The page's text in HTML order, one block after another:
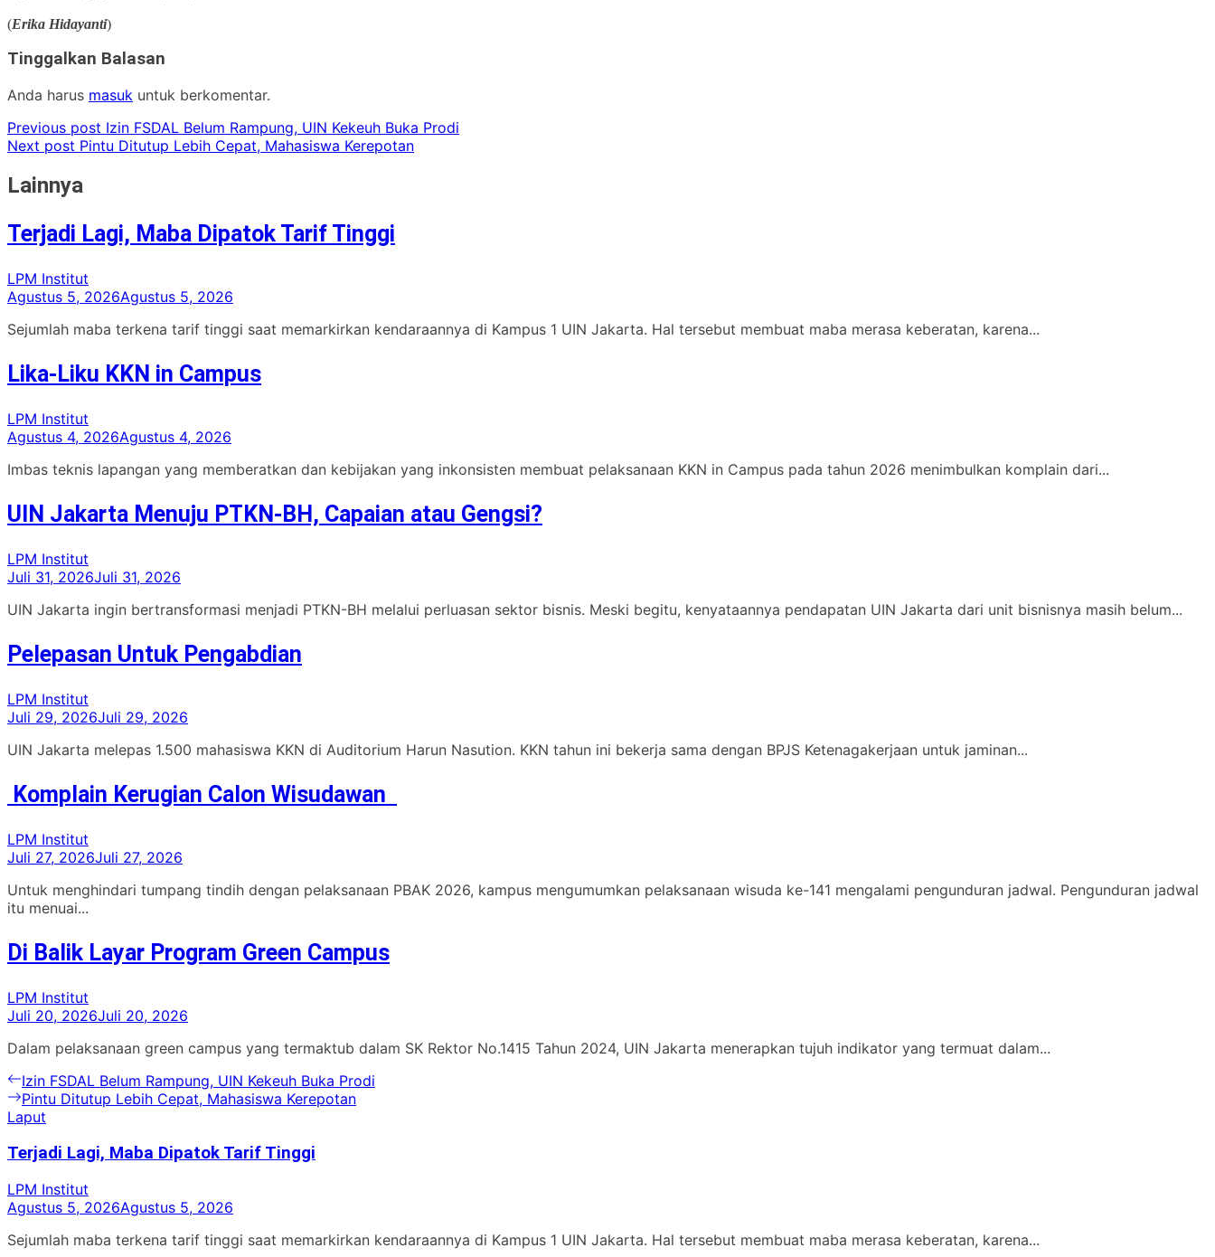
(Erika Hidayanti)
Tinggalkan Balasan
Anda harus masuk untuk berkomentar.
Previous post Izin FSDAL Belum Rampung, UIN Kekeuh Buka Prodi
Next post Pintu Ditutup Lebih Cepat, Mahasiswa Kerepotan
Lainnya
Terjadi Lagi, Maba Dipatok Tarif Tinggi
LPM Institut
Agustus 5, 2026Agustus 5, 2026
Sejumlah maba terkena tarif tinggi saat memarkirkan kendaraannya di Kampus 1 UIN Jakarta. Hal tersebut membuat maba merasa keberatan, karena...
Lika-Liku KKN in Campus
LPM Institut
Agustus 4, 2026Agustus 4, 2026
Imbas teknis lapangan yang memberatkan dan kebijakan yang inkonsisten membuat pelaksanaan KKN in Campus pada tahun 2026 menimbulkan komplain dari...
UIN Jakarta Menuju PTKN-BH, Capaian atau Gengsi?
LPM Institut
Juli 31, 2026Juli 31, 2026
UIN Jakarta ingin bertransformasi menjadi PTKN-BH melalui perluasan sektor bisnis. Meski begitu, kenyataannya pendapatan UIN Jakarta dari unit bisnisnya masih belum...
Pelepasan Untuk Pengabdian
LPM Institut
Juli 29, 2026Juli 29, 2026
UIN Jakarta melepas 1.500 mahasiswa KKN di Auditorium Harun Nasution. KKN tahun ini bekerja sama dengan BPJS Ketenagakerjaan untuk jaminan...
Komplain Kerugian Calon Wisudawan
LPM Institut
Juli 27, 2026Juli 27, 2026
Untuk menghindari tumpang tindih dengan pelaksanaan PBAK 2026, kampus mengumumkan pelaksanaan wisuda ke-141 mengalami pengunduran jadwal. Pengunduran jadwal
itu menuai...
Di Balik Layar Program Green Campus
LPM Institut
Juli 20, 2026Juli 20, 2026
Dalam pelaksanaan green campus yang termaktub dalam SK Rektor No.1415 Tahun 2024, UIN Jakarta menerapkan tujuh indikator yang termuat dalam...
Navigasi
pos
Previous
post:
Izin FSDAL Belum Rampung, UIN Kekeuh Buka Prodi
Next
post:
Pintu Ditutup Lebih Cepat, Mahasiswa Kerepotan
Laput
Terjadi Lagi, Maba Dipatok Tarif Tinggi
LPM Institut
Agustus 5, 2026Agustus 5, 2026
Sejumlah maba terkena tarif tinggi saat memarkirkan kendaraannya di Kampus 1 UIN Jakarta. Hal tersebut membuat maba merasa keberatan, karena...